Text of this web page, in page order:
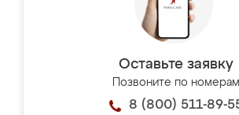
Оставьте заявку
Позвоните по номерам
8 (800) 511-89-